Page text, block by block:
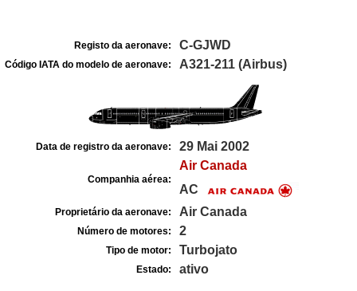
Registo da aeronave: C-GJWD
Código IATA do modelo de aeronave: A321-211 (Airbus)
Data de registro da aeronave: 29 Mai 2002
Companhia aérea:
Air Canada
AC
Proprietário da aeronave: Air Canada
Número de motores: 2
Tipo de motor: Turbojato
Estado: ativo